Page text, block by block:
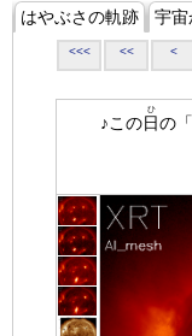
はやぶさの軌跡 宇宙
<<< << <
♪この日
ひ
の